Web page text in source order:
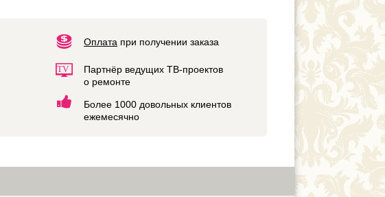
Оплата при получении заказа
Партнёр ведущих ТВ-проектов
о ремонте
Более 1000 довольных клиентов
ежемесячно